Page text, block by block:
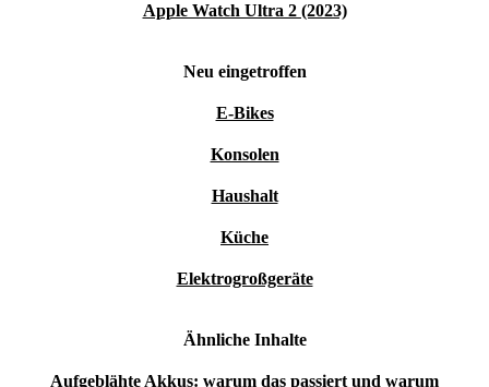
Apple Watch Ultra 2 (2023)
Neu eingetroffen
E-Bikes
Konsolen
Haushalt
Küche
Elektrogroßgeräte
Ähnliche Inhalte
Aufgeblähte Akkus: warum das passiert und warum